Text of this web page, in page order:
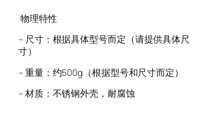
物理特性
– 尺寸：根据具体型号而定（请提供具体尺
寸）
–重量：约500g （根据型号和尺寸而定）
–材质：不锈钢外壳，耐腐蚀